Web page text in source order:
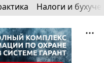
Налоги и